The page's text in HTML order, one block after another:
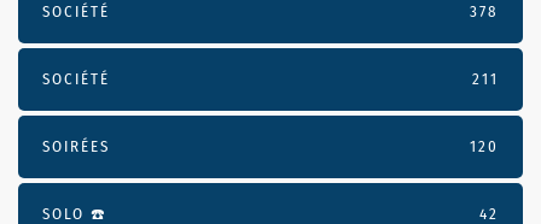
SOCIÉTÉ 378
SOCIÉTÉ 211
SOIRÉES 120
SOLO ☎️ 42